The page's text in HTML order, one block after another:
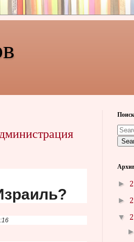
►
►
▼